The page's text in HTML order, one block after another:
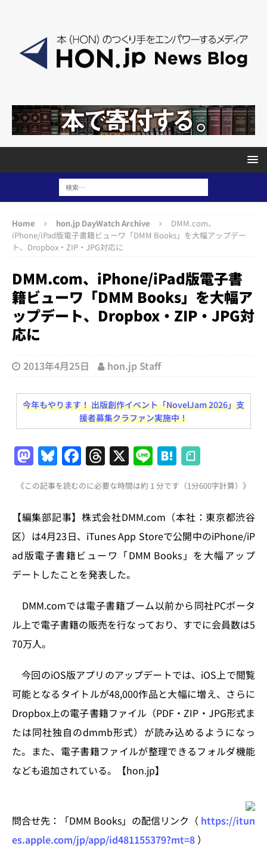
Home hon.jp DayWatch Archive
DMM.com、
iPhone/iPad版電子書籍ビューワ「DMM Books」を大幅アップデー
ト、Dropbox・ZIP・JPG対応に
DMM.com、iPhone/iPad版電子書
籍ビューワ「DMM Books」を大幅ア
ップデート、Dropbox・ZIP・JPG対
応に
2013年4月25日 hon.jp Staff
今年もやります！ 出版創作イベント「NovelJam 2026」支
援者募集クラファン実施中！
M
a
st
o
d
o
n
Bl
u
e
s
k
y
F
a
c
e
b
o
o
T
h
re
a
d
s
X Li
n
e
H
at
e
n
a
《この記事を読むのに必要な時間は約 1 分です（1分600字計算）》
【編集部記事】株式会社DMM.com（本社：東京都渋谷
区）は4月23日、iTunes App Storeで公開中のiPhone/iP
ad版電子書籍ビューワ「DMM Books」を大幅アップ
デートしたことを発表した。
DMM.comでは電子書籍ブーム以前から同社PCポータ
ル上で電子書籍の販売を行なっており、すでに会員数は5
70万人。
今回のiOS版アプリのアップデートでは、iOS上で閲覧
可能となるタイトルが48,000作品と大幅に増え、さらに
Dropbox上の電子書籍ファイル（PDF・ZIP・JPG形式ま
たは同社独自のdmmb形式）が読み込めるようになっ
た。また、電子書籍ファイルが整理できるフォルダ機能
なども追加されている。【hon.jp】
問合せ先：「DMM Books」の配信リンク（ https://itun
es.apple.com/jp/app/id481155379?mt=8 ）